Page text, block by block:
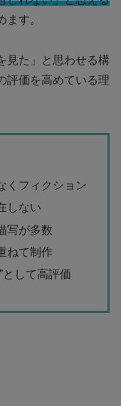
す。
見た」と思わせる構
評価を高めている理
くフィクション
しない
写が多数
ねて制作
として高評価